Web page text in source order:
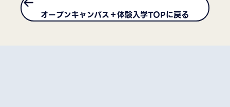
オープンキャンパス＋体験入学TOPに戻る